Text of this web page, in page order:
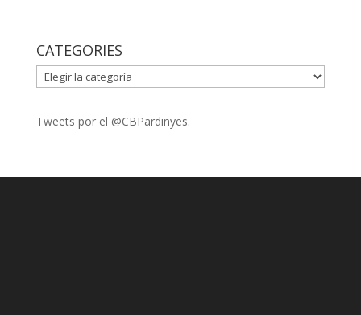
CATEGORIES
CATEGORIES
Tweets por el @CBPardinyes.